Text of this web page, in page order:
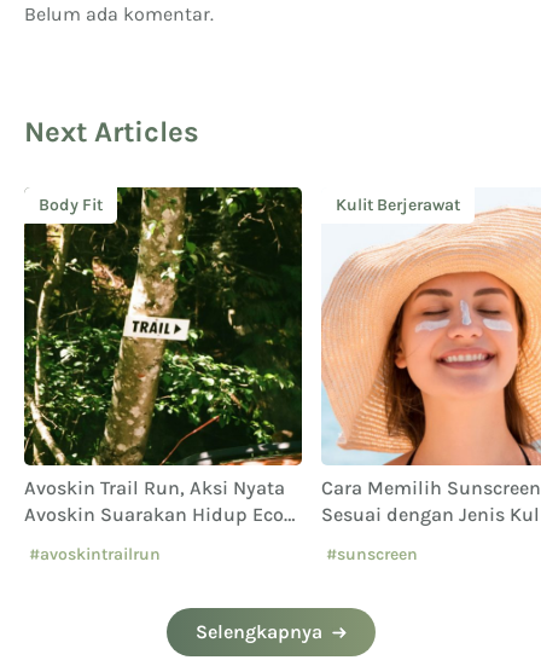
Belum ada komentar.
Next Articles
Body Fit
Avoskin Trail Run, Aksi Nyata
Avoskin Suarakan Hidup Eco
#avoskintrailrun
Kulit Berjerawat
Cara Memilih Sunscreen
Sesuai dengan Jenis
#sunscreen
Selengkapnya